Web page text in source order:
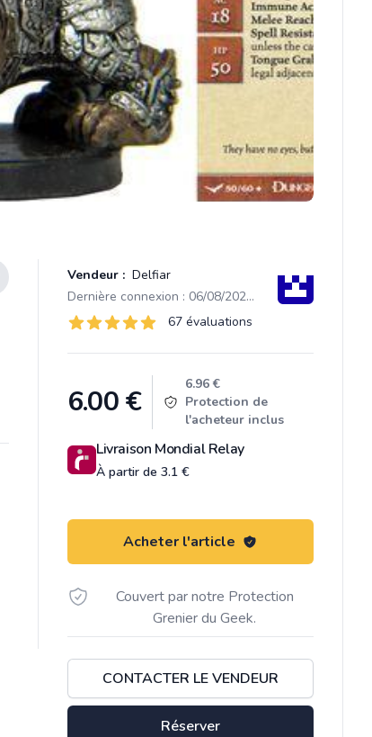
Vendeur : Delfiar
Dernière connexion : 06/08/2026 05:36
Évaluations
67 sur 5 étoiles 67 évaluations
Product information
6.00€
6.96 €
Protection de
l'acheteur inclus
Livraison Mondial Relay
À partir de 3.1 €
Acheter l'article
Couvert par notre Protection
Grenier du Geek.
CONTACTER LE VENDEUR
Réserver